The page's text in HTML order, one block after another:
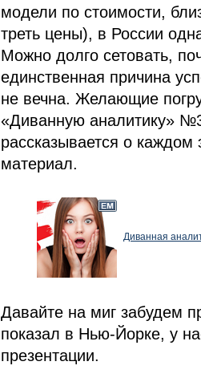
модели по стоимости,
треть цены), в России
Можно долго сетовать,
единственная причина
не вечна. Желающие
«Диванную аналитику»
рассказывается о
материал.
Диванная
Давайте на миг забудем
показал в Нью-Йорке, у
презентации.